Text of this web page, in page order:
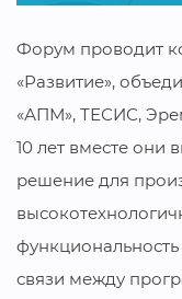
Форум проводит
«Развитие»,
«АПМ», ТЕСИС,
10 лет вместе они
решение для
связи между